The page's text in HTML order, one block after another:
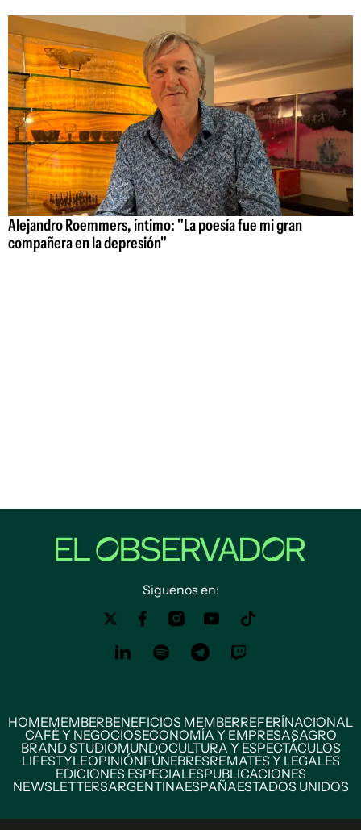
Alejandro Roemmers, íntimo: "La poesía fue mi gran
compañera en la depresión"
Siguenos en:
HOMEMEMBERBENEFICIOS MEMBERREFERÍNACIONAL
CAFÉ Y NEGOCIOSECONOMÍA Y EMPRESASAGRO
BRAND STUDIOMUNDOCULTURA Y ESPECTÁCULOS
LIFESTYLEOPINIÓNFÚNEBRESREMATES Y LEGALES
EDICIONES ESPECIALESPUBLICACIONES
NEWSLETTERSARGENTINAESPAÑAESTADOS UNIDOS